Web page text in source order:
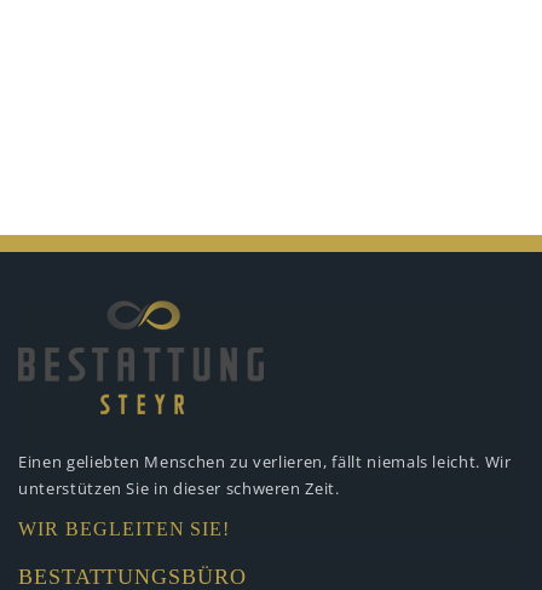
Einen geliebten Menschen zu verlieren, fällt niemals leicht. Wir
unterstützen Sie in dieser schweren Zeit.
WIR BEGLEITEN SIE!
BESTATTUNGSBÜRO